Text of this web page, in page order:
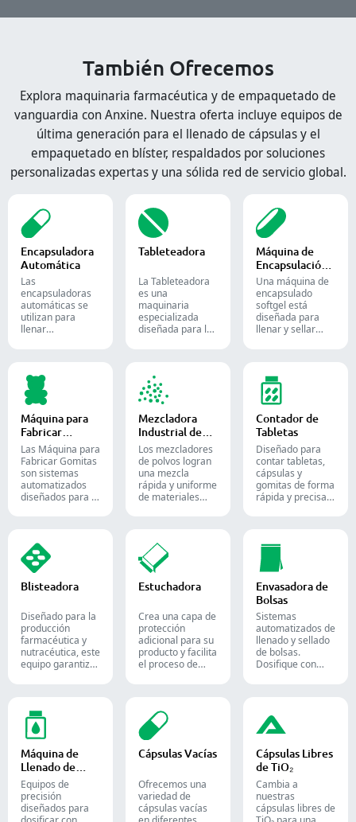
También Ofrecemos
Explora maquinaria farmacéutica y de empaquetado de
vanguardia con Anxine. Nuestra oferta incluye equipos de
última generación para el llenado de cápsulas y el
empaquetado en blíster, respaldados por soluciones
personalizadas expertas y una sólida red de servicio global.
Encapsuladora
Automática
Las
encapsuladoras
automáticas se
utilizan para
llenar
precisas de
polvos, gránulos,
pellets o líquidos
en la producción
farmacéutica y de
suplementos.
Tableteadora
La Tableteadora
es una
maquinaria
especializada
diseñada para la
Máquina de
Encapsulación
de Softgel
Una máquina de
encapsulado
softgel está
diseñada para
llenar y sellar
cápsulas blandas
de gelatina.
Máquina para
Fabricar
Gomitas
Las Máquina para
Fabricar Gomitas
son sistemas
automatizados
diseñados para la
goma, destinados
tanto a la
industria de la
confitería como a
la farmacéutica.
Mezcladora
Industrial de
Polvos
Los mezcladores
de polvos logran
una mezcla
rápida y uniforme
de materiales
las industrias
farmacéutica,
alimentaria y
química.
Contador de
Tabletas
Diseñado para
contar tabletas,
cápsulas y
gomitas de forma
rápida y precisa.
farmacéutico con
soluciones de
conteo para
formas sólidas.
Blisteadora
Diseñado para la
producción
farmacéutica y
nutracéutica, este
equipo garantiza
y Alu-Alu para
tabletas, cápsulas
y cápsulas de
gelatina blanda.
Estuchadora
Crea una capa de
protección
adicional para su
producto y facilita
el proceso de
tubos en cajas,
siendo una
solución ideal
para el empaque
en las industrias
cosmética y
alimentaria.
Envasadora de
Bolsas
Sistemas
automatizados de
llenado y sellado
de bolsas.
Dosifique con
líneas de
empaque
farmacéutico,
nutracéutico y
alimentario.
Máquina de
Llenado de
Líquidos
Equipos de
precisión
diseñados para
Cápsulas Vacías
Ofrecemos una
variedad de
cápsulas vacías
Cápsulas Libres
de TiO₂
Cambia a
nuestras
cápsulas libres de